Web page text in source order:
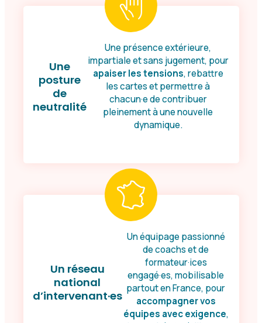
Une
posture
de
neutralité
Une présence extérieure,
impartiale et sans jugement, pour
apaiser les tensions, rebattre
les cartes et permettre à
chacun·e de contribuer
pleinement à une nouvelle
dynamique.
Un réseau
national
d’intervenant·es
Un équipage passionné
de coachs et de
formateur·ices
engagé·es, mobilisable
partout en France, pour
accompagner vos
équipes avec exigence,